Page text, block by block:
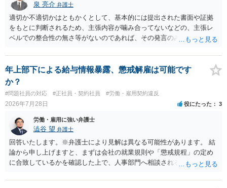
泉 亮介 弁護士
適切か不適切かはともかくとして、基本的には提出された書面や証拠
をもとに判断されるため、主張内容が噛み合ってないなどの、主張レ
ベルでの整合性の無さ等がないのであれば、その発言のみで大きく不
年上部下による給与情報暴露、懲戒解雇は可能です
か？
#問題社員の対応 #正社員・契約社員 #労働・雇用契約違反
2026年7月28日 役にたった 3
労働・雇用に強い弁護士
澁谷 望 弁護士
回答いたします。※弁護士により見解は異なる可能性があります。 結
論から申し上げますと、まずは会社の就業規則や「懲戒規程」の定め
に合致しているかを確認した上で、人事部門へ相談されることが最優
ものの、重い懲戒処分の対象には十分なり得ます。 名誉や評価の回復